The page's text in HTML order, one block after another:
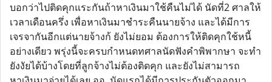
บอกว่าไปติดคุกแระกันถ้าหาเงินมาใช้คืนไม่ได้ นัดที่2 ศาลให้
เวลาเดือนครึ่ง เพื่อหาเงินมาชำระคืนนายจ้าง และได้มีการ
เจรจากันอีกแต่นายจ้างก้ ยังไม่ยอม ต้องการให้ติดคุกใช้หนี้
อย่างเดียว พรุ่งนี้จะครบกำหนดทศาลนัดฟังคำพิพากษา จะทำ
ยังงัยได้บ้างโดยที่ลูกจ้างไม่ต้องติดคุก และยังไม่สามารถ